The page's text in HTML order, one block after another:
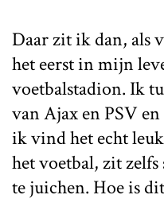
Daar zit ik dan, als
het eerst in mijn
voetbalstadion. Ik
van Ajax en PSV
ik vind het echt
het voetbal, zit zelfs
te juichen. Hoe is